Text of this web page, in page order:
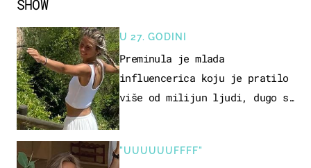
SHOW
U 27. GODINI
Preminula je mlada
influencerica koju je pratilo
više od milijun ljudi, dugo se
"UUUUUUFFFF"